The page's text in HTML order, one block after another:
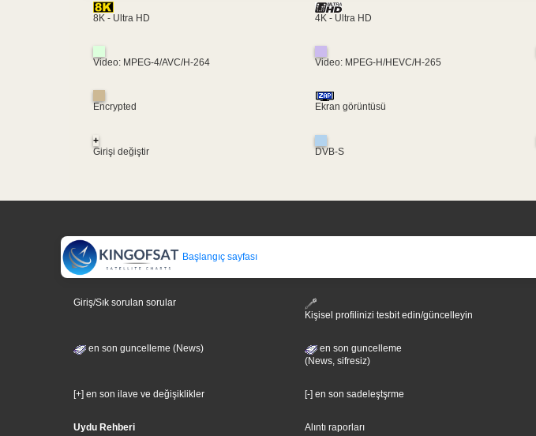
8K - Ultra HD 4K - Ultra HD
Video: MPEG-4/AVC/H-264 Video: MPEG-H/HEVC/H-265
Encrypted Ekran görüntüsü
+
Girişi değiştir
DVB-S
Başlangıç sayfası
Giriş/Sık sorulan sorular
Kişisel profilinizi tesbit edin/güncelleyin
en son guncelleme (News)
en son guncelleme
(News, sifresiz)
[+] en son ilave ve değişiklikler [-] en son sadeleştşrme
Uydu Rehberi Alıntı raporları